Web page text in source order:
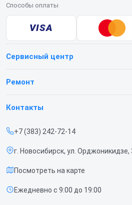
Способы оплаты
VISA
Сервисный центр
О нашем сервисе
Срочный ремонт
Доставка и способы оплаты
Диагностика
Контакты
Ремонт
Телефонов
Контакты
+7 (383) 242-72-14
г. Новосибирск, ул. Орджоникидзе,
Посмотреть на карте
Ежедневно с 9:00 до 19:00